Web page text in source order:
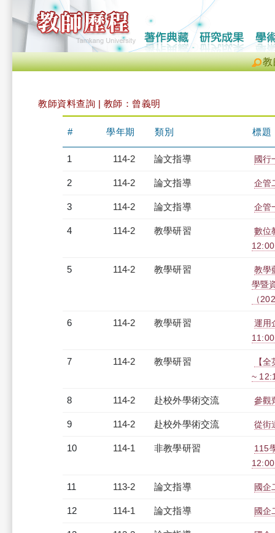
教
教師資料查詢 | 教師：曾義明
# 學年期 類別 標題
1 114-2 論文指導 國行
2 114-2 論文指導 企管
3 114-2 論文指導 企管
4 114-2 教學研習
數位
5 114-2 教學研習
教學
學暨
（
6 114-2 教學研習
運用
7 114-2 教學研習
【
~
8 114-2 赴校外學術交流 參觀
9 114-2 赴校外學術交流 從街
10 114-1 非教學研習
115
11 113-2 論文指導 國企
12 114-1 論文指導 國企